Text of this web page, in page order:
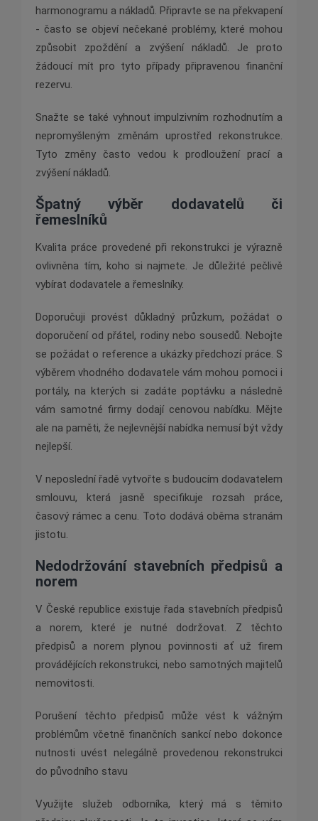
harmonogramu a nákladů. Připravte se na překvapení
- často se objeví nečekané problémy, které mohou
způsobit zpoždění a zvýšení nákladů. Je proto
žádoucí mít pro tyto případy připravenou finanční
rezervu.
Snažte se také vyhnout impulzivním rozhodnutím a
nepromyšleným změnám uprostřed rekonstrukce.
Tyto změny často vedou k prodloužení prací a
zvýšení nákladů.
Špatný výběr dodavatelů či
řemeslníků
Kvalita práce provedené při rekonstrukci je výrazně
ovlivněna tím, koho si najmete. Je důležité pečlivě
vybírat dodavatele a řemeslníky.
Doporučuji provést důkladný průzkum, požádat o
doporučení od přátel, rodiny nebo sousedů. Nebojte
se požádat o reference a ukázky předchozí práce. S
výběrem vhodného dodavatele vám mohou pomoci i
portály, na kterých si zadáte poptávku a následně
vám samotné firmy dodají cenovou nabídku. Mějte
ale na paměti, že nejlevnější nabídka nemusí být vždy
nejlepší.
V neposlední řadě vytvořte s budoucím dodavatelem
smlouvu, která jasně specifikuje rozsah práce,
časový rámec a cenu. Toto dodává oběma stranám
jistotu.
Nedodržování stavebních předpisů a
norem
V České republice existuje řada stavebních předpisů
a norem, které je nutné dodržovat. Z těchto
předpisů a norem plynou povinnosti ať už firem
provádějících rekonstrukci, nebo samotných majitelů
nemovitosti.
Porušení těchto předpisů může vést k vážným
problémům včetně finančních sankcí nebo dokonce
nutnosti uvést nelegálně provedenou rekonstrukci
do původního stavu
Využijte služeb odborníka, který má s těmito